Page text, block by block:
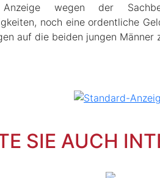
wegen der
noch eine ordentliche
auf die beiden jungen Männer
SIE AUCH